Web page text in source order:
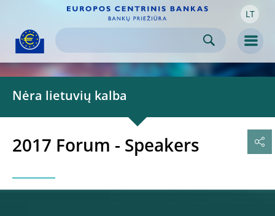
Skip to
content LT
Nėra lietuvių kalba
2017 Forum - Speakers